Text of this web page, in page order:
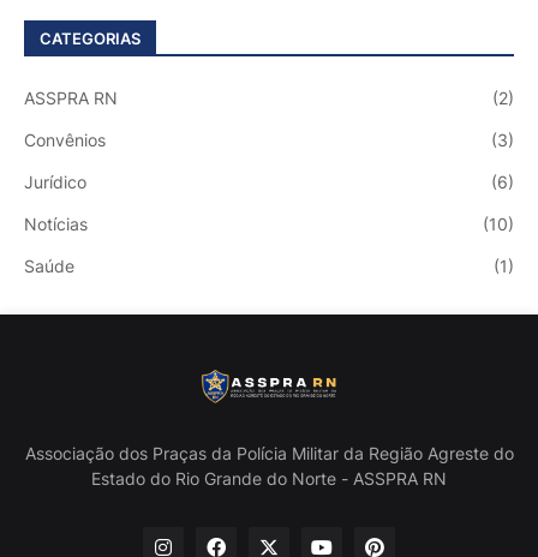
CATEGORIAS
ASSPRA RN (2)
Convênios (3)
Jurídico (6)
Notícias (10)
Saúde (1)
Associação dos Praças da Polícia Militar da Região Agreste do
Estado do Rio Grande do Norte - ASSPRA RN